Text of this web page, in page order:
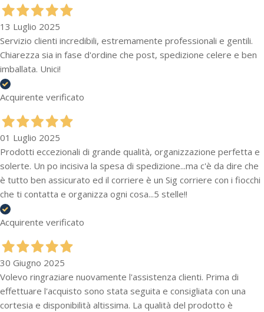
13 Luglio 2025
Servizio clienti incredibili, estremamente professionali e gentili.
Chiarezza sia in fase d'ordine che post, spedizione celere e ben
imballata. Unici!
Acquirente verificato
01 Luglio 2025
Prodotti eccezionali di grande qualità, organizzazione perfetta e
solerte. Un po incisiva la spesa di spedizione...ma c'è da dire che
è tutto ben assicurato ed il corriere è un Sig corriere con i fiocchi
che ti contatta e organizza ogni cosa...5 stelle!!
Acquirente verificato
30 Giugno 2025
Volevo ringraziare nuovamente l'assistenza clienti. Prima di
effettuare l'acquisto sono stata seguita e consigliata con una
cortesia e disponibilità altissima. La qualità del prodotto è